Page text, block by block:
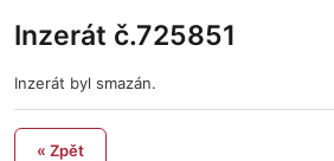
Inzerát č.725851
Inzerát byl smazán.
« Zpět